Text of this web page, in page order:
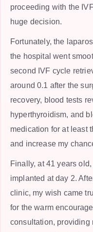
proceeding with the
huge decision.
Fortunately, the
the hospital went
second IVF cycle
around 0.1 after the
recovery, blood tests
hyperthyroidism, and
medication for at least
and increase my
Finally, at 41 years
implanted at day 2.
clinic, my wish came
for the warm
consultation, providing